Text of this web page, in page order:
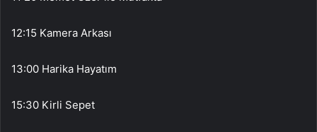
12:15 Kamera Arkası
13:00 Harika Hayatım
15:30 Kirli Sepet